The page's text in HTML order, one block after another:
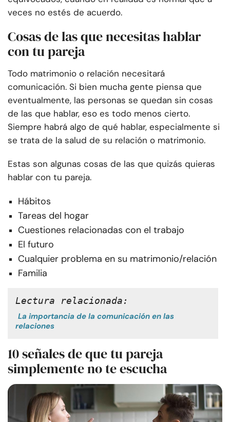
veces no estés de acuerdo.
Cosas de las que necesitas hablar
con tu pareja
Todo matrimonio o relación necesitará
comunicación. Si bien mucha gente piensa que
eventualmente, las personas se quedan sin cosas
de las que hablar, eso es todo menos cierto.
Siempre habrá algo de qué hablar, especialmente si
se trata de la salud de su relación o matrimonio.
Estas son algunas cosas de las que quizás quieras
hablar con tu pareja.
Hábitos
Tareas del hogar
Cuestiones relacionadas con el trabajo
El futuro
Cualquier problema en su matrimonio/relación
Familia
Lectura relacionada:
La importancia de la comunicación en las
relaciones
10 señales de que tu pareja
simplemente no te escucha